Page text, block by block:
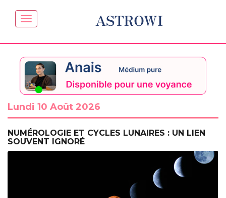
ASTROWI
Lundi 10 Août 2026
NUMÉROLOGIE ET CYCLES LUNAIRES : UN LIEN
SOUVENT IGNORÉ